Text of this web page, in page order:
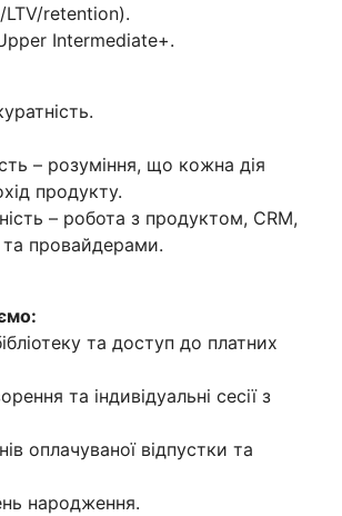
retention).
Intermediate+.
– розуміння, що кожна дія
продукту.
– робота з продуктом, CRM,
провайдерами.
та доступ до платних
та індивідуальні сесії з
оплачуваної відпустки та
народження.